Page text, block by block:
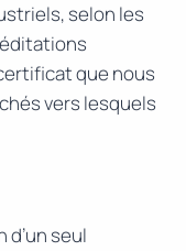
selon les
que nous
vers lesquels
d’un seul